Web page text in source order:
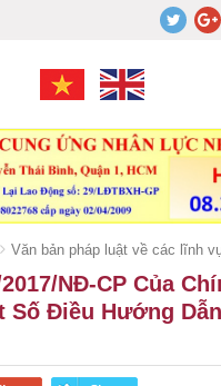
Văn bản pháp luật về các lĩnh
NĐ-CP Của
Số Điều Hướng